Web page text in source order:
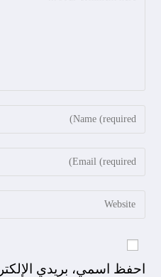
احفظ اسمي، بريدي